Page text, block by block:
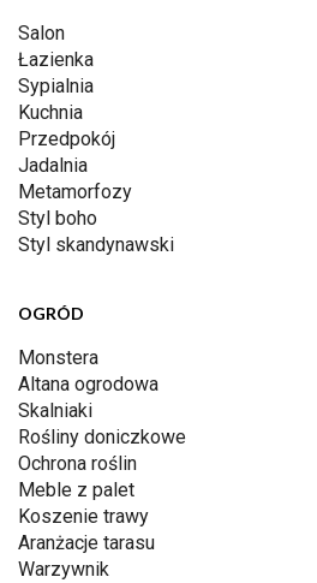
Salon
Łazienka
Sypialnia
Kuchnia
Przedpokój
Jadalnia
Metamorfozy
Styl boho
Styl skandynawski
OGRÓD
Monstera
Altana ogrodowa
Skalniaki
Rośliny doniczkowe
Ochrona roślin
Meble z palet
Koszenie trawy
Aranżacje tarasu
Warzywnik